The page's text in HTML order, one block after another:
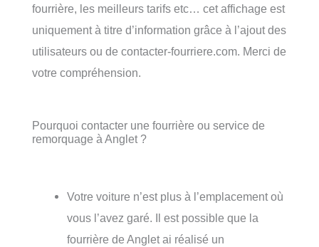
fourrière, les meilleurs tarifs etc… cet affichage est
uniquement à titre d’information grâce à l’ajout des
utilisateurs ou de contacter-fourriere.com. Merci de
votre compréhension.
Pourquoi contacter une fourrière ou service de
remorquage à Anglet ?
Votre voiture n’est plus à l’emplacement où
vous l’avez garé. Il est possible que la
fourrière de Anglet ai réalisé un